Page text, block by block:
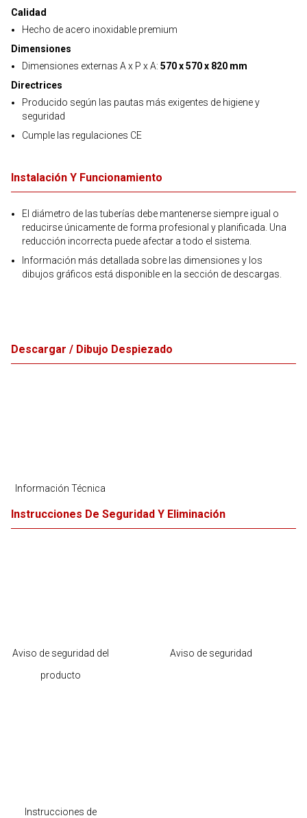
Calidad
Hecho de acero inoxidable premium
Dimensiones
Dimensiones externas A x P x A: 570 x 570 x 820 mm
Directrices
Producido según las pautas más exigentes de higiene y
seguridad
Cumple las regulaciones CE
Instalación Y Funcionamiento
El diámetro de las tuberías debe mantenerse siempre igual o
reducirse únicamente de forma profesional y planificada. Una
reducción incorrecta puede afectar a todo el sistema.
Información más detallada sobre las dimensiones y los
dibujos gráficos está disponible en la sección de descargas.
Descargar / Dibujo Despiezado
Información Técnica
Instrucciones De Seguridad Y Eliminación
Aviso de seguridad del
producto
Aviso de seguridad
Instrucciones de